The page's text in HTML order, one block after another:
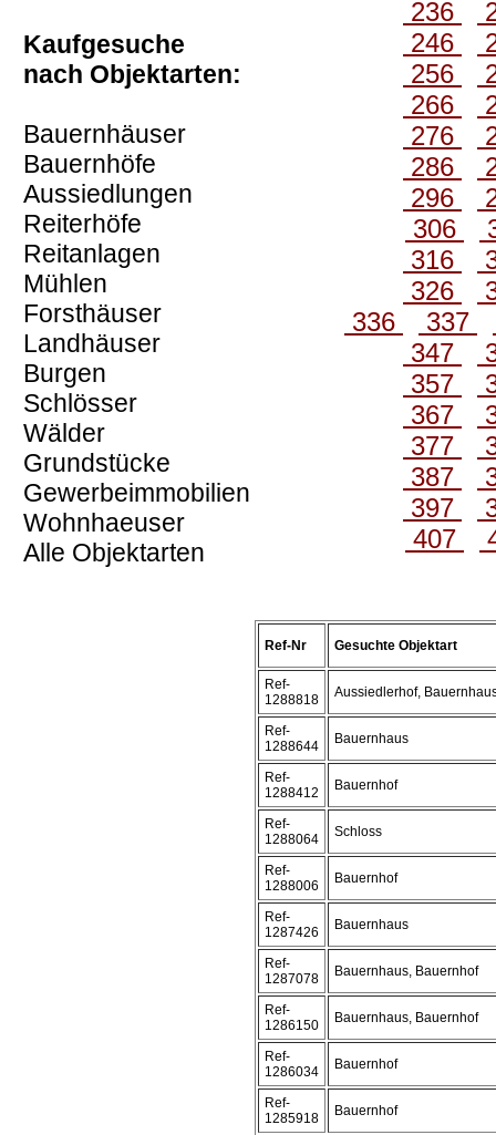
Kaufgesuche
nach Objektarten:
Bauernhäuser
Bauernhöfe
Aussiedlungen
Reiterhöfe
Reitanlagen
Mühlen
Forsthäuser
Landhäuser
Burgen
Schlösser
Wälder
Grundstücke
Gewerbeimmobilien
Wohnhaeuser
Alle Objektarten
236
246
256
266
276
286
296
306
316
326
336
337
347
357
367
377
387
397
407
Ref-Nr Gesuchte Objektart
Ref-
1288818
Aussiedlerhof,
Ref-
1288644
Bauernhaus
Ref-
1288412
Bauernhof
Ref-
1288064
Schloss
Ref-
1288006
Bauernhof
Ref-
1287426
Bauernhaus
Ref-
1287078
Bauernhaus, Bauernhof
Ref-
1286150
Bauernhaus, Bauernhof
Ref-
1286034
Bauernhof
Ref-
1285918
Bauernhof